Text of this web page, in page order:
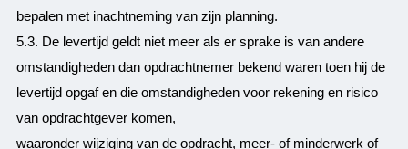
bepalen met inachtneming van zijn planning.
5.3. De levertijd geldt niet meer als er sprake is van andere
omstandigheden dan opdrachtnemer bekend waren toen hij de
levertijd opgaf en die omstandigheden voor rekening en risico
van opdrachtgever komen,
waaronder wijziging van de opdracht, meer- of minderwerk of